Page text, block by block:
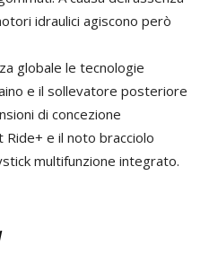
idraulici agiscono però
globale le tecnologie
e il sollevatore posteriore
di concezione
e il noto bracciolo
multifunzione integrato.